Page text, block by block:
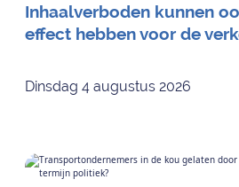
Inhaalverboden kunnen
effect hebben voor de
Dinsdag 4 augustus 2026